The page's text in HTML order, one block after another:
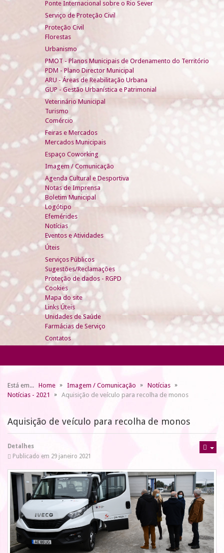
Ponte Internacional sobre o Rio Sever
Serviço de Proteção Civil
Proteção Civil
Florestas
Urbanismo
PMOT - Planos Municipais de Ordenamento do Território
PDM - Plano Director Municipal
ARU - Áreas de Reabilitação Urbana
GUP - Gestão Urbanística e Patrimonial
Veterinário Municipal
Turismo
Comércio
Feiras e Mercados
Mercados Municipais
Espaço Coworking
Imagem / Comunicação
Agenda Cultural e Desportiva
Notas de Imprensa
Boletim Municipal
Logótipo
Efemérides
Notícias
Eventos e Atividades
Úteis
Serviços Públicos
Sugestões/Reclamações
Proteção de dados - RGPD
Cookies
Mapa do site
Links Úteis
Unidades de Saúde
Farmácias de Serviço
Contatos
Está em... Home Imagem / Comunicação
Notícias
Notícias - 2021
Aquisição de veículo para recolha de monos
Aquisição de veículo para recolha de monos
Detalhes
Publicado em 29 janeiro 2021